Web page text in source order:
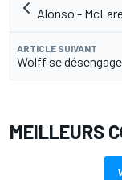
Alonso -
ARTICLE SUIVANT
Wolff se
MEILLEURS